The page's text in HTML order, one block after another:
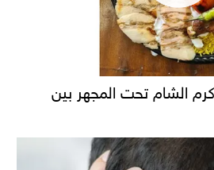
الشام تحت المجهر بين